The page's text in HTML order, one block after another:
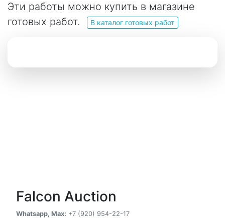
Эти работы можно купить в магазине
готовых работ.
В каталог готовых работ
Falcon Auction
Whatsapp, Max: +7 (920) 954-22-17